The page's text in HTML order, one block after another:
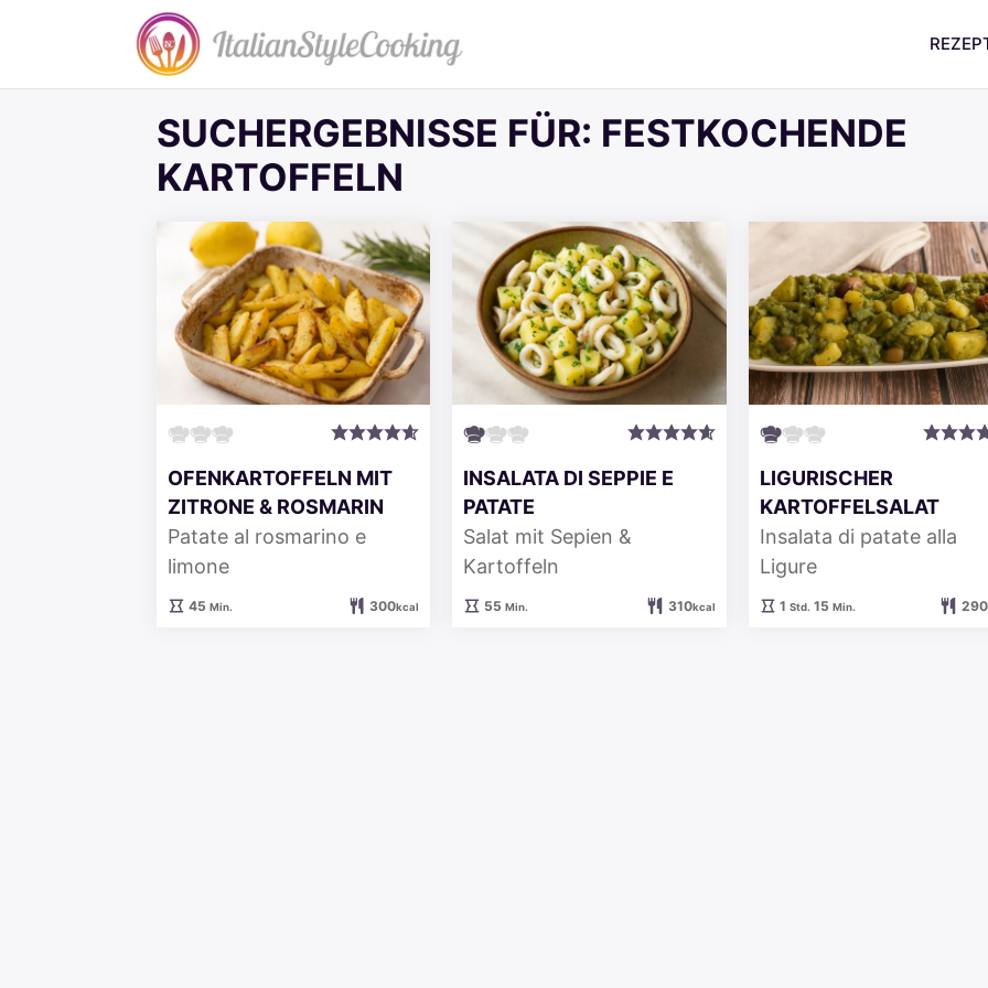
SUCHERGEBNISSE FÜR: FESTKOCHENDE
KARTOFFELN
OFENKARTOFFELN MIT
ZITRONE & ROSMARIN
Patate al rosmarino e
limone
45Minuten
Min. 300kcal
INSALATA DI SEPPIE E
PATATE
Salat mit Sepien &
Kartoffeln
55Minuten
Min. 310kcal
LIGURISCHER
KARTOFFELSALAT
Insalata di patate alla
Ligure
1 Stunde
Std. 15 Minuten
Min. 290